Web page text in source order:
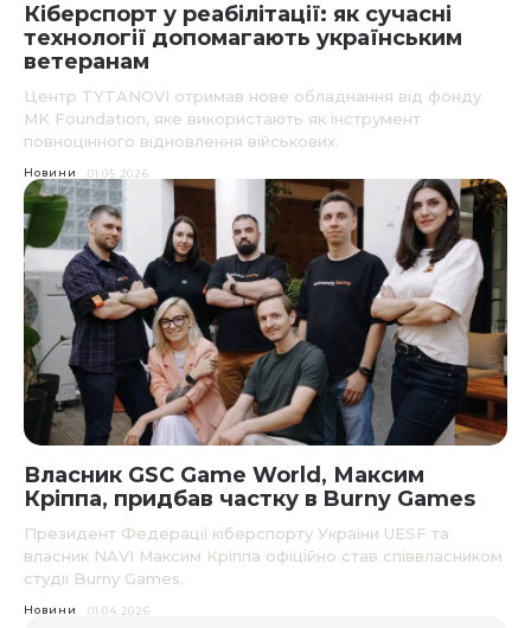
Кіберспорт у реабілітації: як сучасні
технології допомагають українським
ветеранам
Центр TYTANOVI отримав нове обладнання від фонду
MK Foundation, яке використають як інструмент
повноцінного відновлення військових.
Новини 01.05.2026
Власник GSC Game World, Максим
Кріппа, придбав частку в Burny Games
Президент Федерації кіберспорту України UESF та
власник NAVI Максим Кріппа офіційно став співвласником
студії Burny Games.
Новини 01.04.2026